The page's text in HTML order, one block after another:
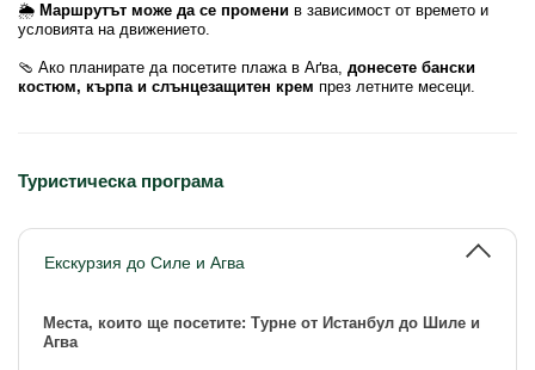
🌦️ Маршрутът може да се промени в зависимост от времето и
условията на движението.
🩴 Ако планирате да посетите плажа в Аґва, донесете бански
костюм, кърпа и слънцезащитен крем през летните месеци.
Туристическа програма
Екскурзия до Силе и Агва
Места, които ще посетите: Турне от Истанбул до Шиле и
Агва